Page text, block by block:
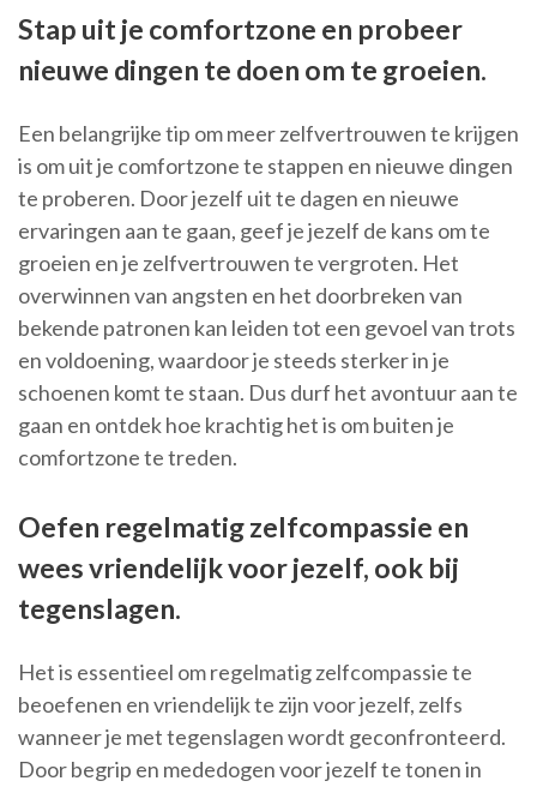
Stap uit je comfortzone en probeer
nieuwe dingen te doen om te groeien.
Een belangrijke tip om meer zelfvertrouwen te krijgen
is om uit je comfortzone te stappen en nieuwe dingen
te proberen. Door jezelf uit te dagen en nieuwe
ervaringen aan te gaan, geef je jezelf de kans om te
groeien en je zelfvertrouwen te vergroten. Het
overwinnen van angsten en het doorbreken van
bekende patronen kan leiden tot een gevoel van trots
en voldoening, waardoor je steeds sterker in je
schoenen komt te staan. Dus durf het avontuur aan te
gaan en ontdek hoe krachtig het is om buiten je
comfortzone te treden.
Oefen regelmatig zelfcompassie en
wees vriendelijk voor jezelf, ook bij
tegenslagen.
Het is essentieel om regelmatig zelfcompassie te
beoefenen en vriendelijk te zijn voor jezelf, zelfs
wanneer je met tegenslagen wordt geconfronteerd.
Door begrip en mededogen voor jezelf te tonen in